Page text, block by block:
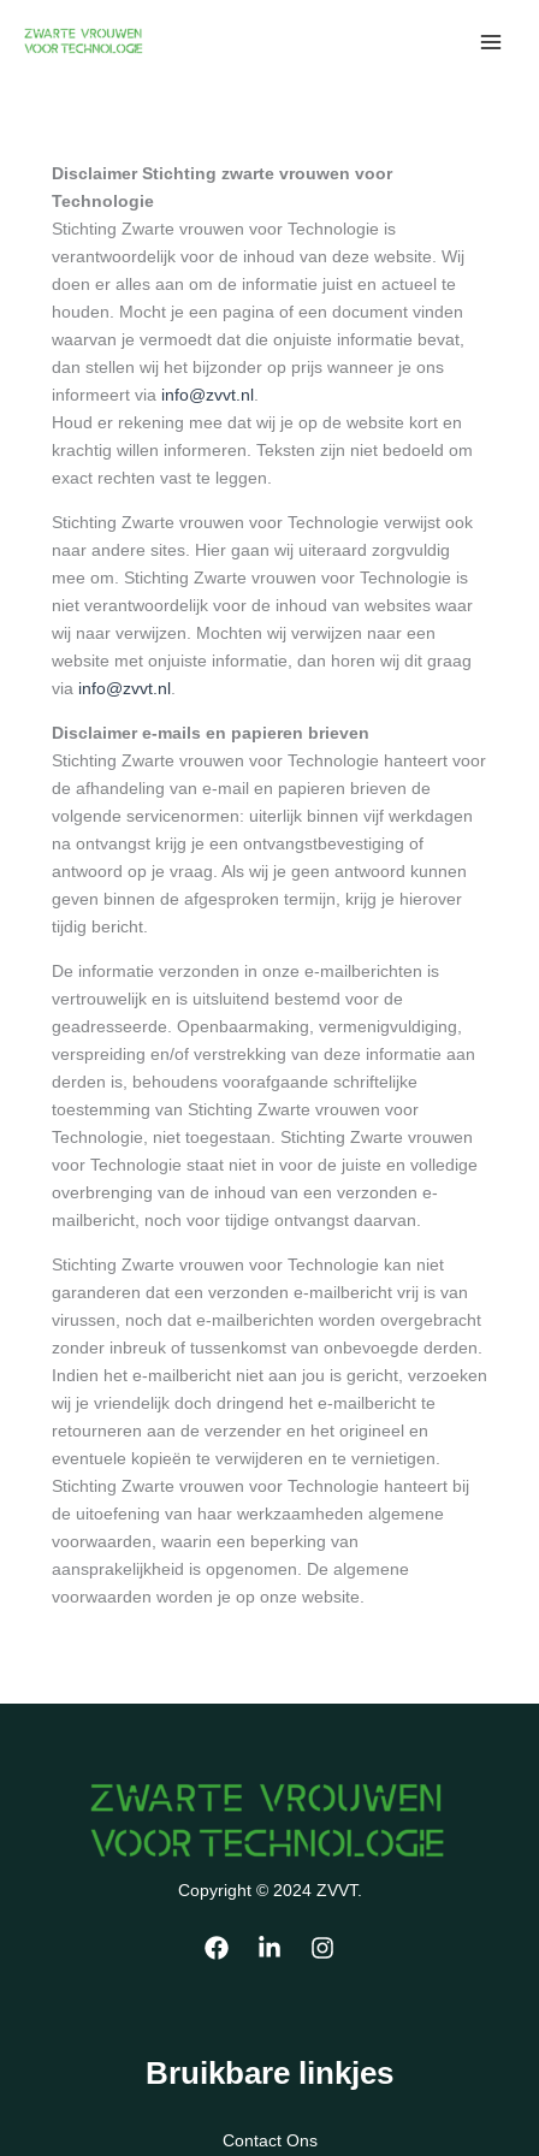
Disclaimer Stichting zwarte vrouwen voor
Technologie
Stichting Zwarte vrouwen voor Technologie is
verantwoordelijk voor de inhoud van deze website. Wij
doen er alles aan om de informatie juist en actueel te
houden. Mocht je een pagina of een document vinden
waarvan je vermoedt dat die onjuiste informatie bevat,
dan stellen wij het bijzonder op prijs wanneer je ons
informeert via info@zvvt.nl.
Houd er rekening mee dat wij je op de website kort en
krachtig willen informeren. Teksten zijn niet bedoeld om
exact rechten vast te leggen.
Stichting Zwarte vrouwen voor Technologie verwijst ook
naar andere sites. Hier gaan wij uiteraard zorgvuldig
mee om. Stichting Zwarte vrouwen voor Technologie is
niet verantwoordelijk voor de inhoud van websites waar
wij naar verwijzen. Mochten wij verwijzen naar een
website met onjuiste informatie, dan horen wij dit graag
via info@zvvt.nl.
Disclaimer e-mails en papieren brieven
Stichting Zwarte vrouwen voor Technologie hanteert voor
de afhandeling van e-mail en papieren brieven de
volgende servicenormen: uiterlijk binnen vijf werkdagen
na ontvangst krijg je een ontvangstbevestiging of
antwoord op je vraag. Als wij je geen antwoord kunnen
geven binnen de afgesproken termijn, krijg je hierover
tijdig bericht.
De informatie verzonden in onze e-mailberichten is
vertrouwelijk en is uitsluitend bestemd voor de
geadresseerde. Openbaarmaking, vermenigvuldiging,
verspreiding en/of verstrekking van deze informatie aan
derden is, behoudens voorafgaande schriftelijke
toestemming van Stichting Zwarte vrouwen voor
Technologie, niet toegestaan. Stichting Zwarte vrouwen
voor Technologie staat niet in voor de juiste en volledige
overbrenging van de inhoud van een verzonden e-
mailbericht, noch voor tijdige ontvangst daarvan.
Stichting Zwarte vrouwen voor Technologie kan niet
garanderen dat een verzonden e-mailbericht vrij is van
virussen, noch dat e-mailberichten worden overgebracht
zonder inbreuk of tussenkomst van onbevoegde derden.
Indien het e-mailbericht niet aan jou is gericht, verzoeken
wij je vriendelijk doch dringend het e-mailbericht te
retourneren aan de verzender en het origineel en
eventuele kopieën te verwijderen en te vernietigen.
Stichting Zwarte vrouwen voor Technologie hanteert bij
de uitoefening van haar werkzaamheden algemene
voorwaarden, waarin een beperking van
aansprakelijkheid is opgenomen. De algemene
voorwaarden worden je op onze website.
Copyright © 2024 ZVVT.
Bruikbare linkjes
Contact Ons